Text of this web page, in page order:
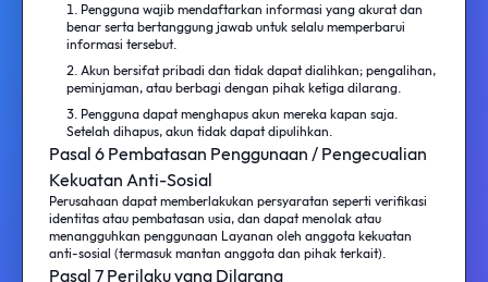
Pengguna wajib mendaftarkan informasi yang akurat dan
benar serta bertanggung jawab untuk selalu memperbarui
informasi tersebut.
Akun bersifat pribadi dan tidak dapat dialihkan; pengalihan,
peminjaman, atau berbagi dengan pihak ketiga dilarang.
Pengguna dapat menghapus akun mereka kapan saja.
Setelah dihapus, akun tidak dapat dipulihkan.
Pasal 6 Pembatasan Penggunaan / Pengecualian
Kekuatan Anti-Sosial
Perusahaan dapat memberlakukan persyaratan seperti verifikasi
identitas atau pembatasan usia, dan dapat menolak atau
menangguhkan penggunaan Layanan oleh anggota kekuatan
anti-sosial (termasuk mantan anggota dan pihak terkait).
Pasal 7 Perilaku yang Dilarang